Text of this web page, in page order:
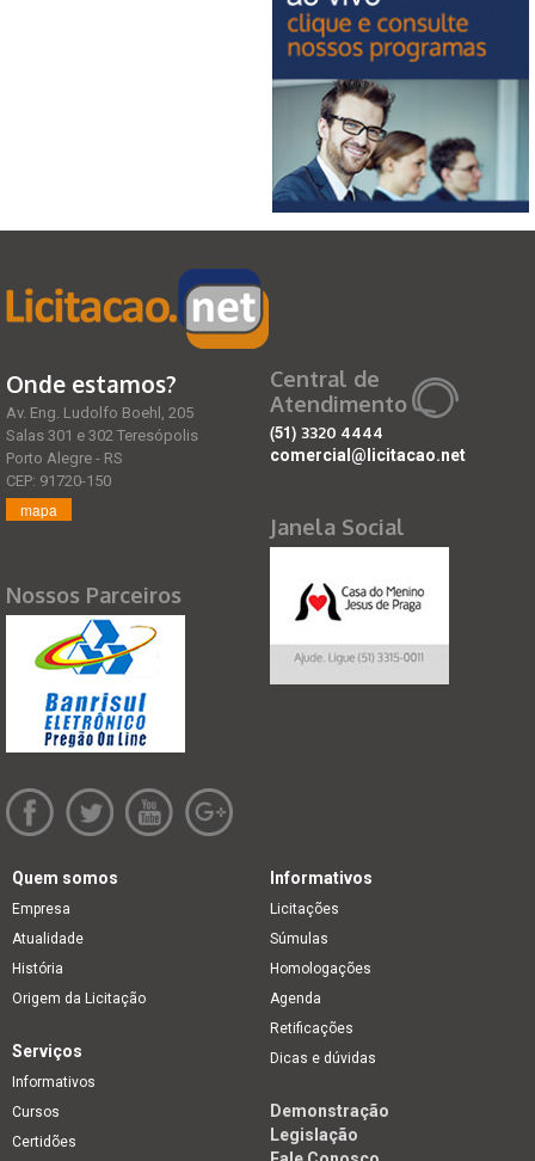
Onde estamos?
Av. Eng. Ludolfo Boehl, 205
Salas 301 e 302 Teresópolis
Porto Alegre - RS
CEP: 91720-150
mapa
Nossos Parceiros
Central de
Atendimento
(51) 3320 4444
comercial@licitacao.net
Janela Social
Quem somos
Empresa
Atualidade
História
Origem da Licitação
Informativos
Licitações
Súmulas
Homologações
Agenda
Retificações
Dicas e dúvidas
Serviços
Informativos
Cursos
Certidões
Demonstração
Legislação